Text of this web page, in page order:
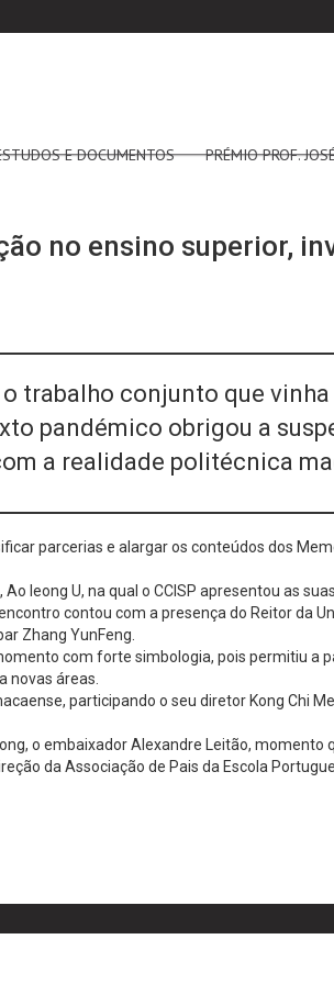
E DOCUMENTOS PRÉMIO PROF.
no ensino superior,
trabalho conjunto que vinha
pandémico obrigou a
a realidade politécnica
parcerias e alargar os conteúdos dos
Ieong U, na qual o CCISP apresentou as
contou com a presença do Reitor da
Zhang YunFeng.
com forte simbologia, pois permitiu a
novas áreas.
participando o seu diretor Kong Chi
o embaixador Alexandre Leitão, momento
da Associação de Pais da Escola